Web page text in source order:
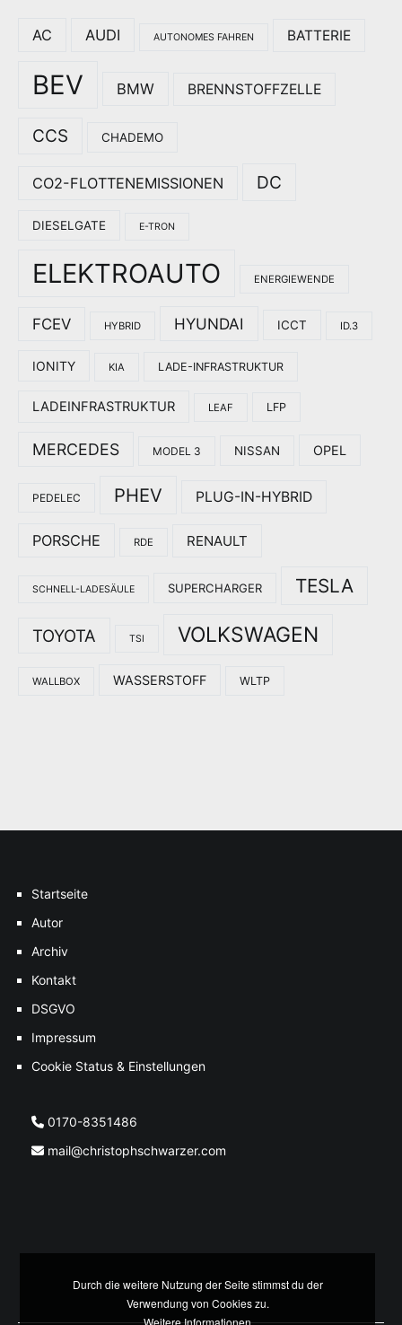
AC AUDI AUTONOMES FAHREN BATTERIE
BEV BMW BRENNSTOFFZELLE
CCS CHADEMO
CO2-FLOTTENEMISSIONEN DC
DIESELGATE E-TRON
ELEKTROAUTO ENERGIEWENDE
FCEV HYBRID HYUNDAI ICCT ID.3
IONITY KIA LADE-INFRASTRUKTUR
LADEINFRASTRUKTUR LEAF LFP
MERCEDES MODEL 3 NISSAN OPEL
PEDELEC PHEV PLUG-IN-HYBRID
PORSCHE RDE RENAULT
SCHNELL-LADESÄULE SUPERCHARGER TESLA
TOYOTA TSI VOLKSWAGEN
WALLBOX WASSERSTOFF WLTP
Startseite
Autor
Archiv
Kontakt
DSGVO
Impressum
Cookie Status & Einstellungen
0170-8351486
mail@christophschwarzer.com
Durch die weitere Nutzung der Seite stimmst du der
Verwendung von Cookies zu.
Weitere Informationen